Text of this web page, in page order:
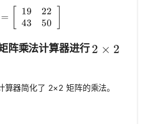
C=\left[\begin{array}{ll}
=
19
43
22
50
阵乘法计算器进行 2 \times
2 × 2
器简化了 2×2 矩阵的乘法。